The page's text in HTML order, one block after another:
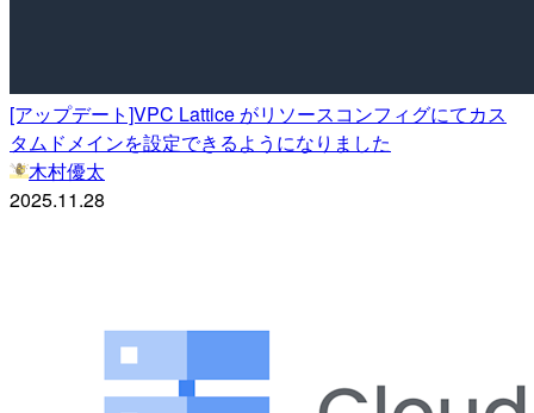
[アップデート]VPC Lattice がリソースコンフィグにてカス
タムドメインを設定できるようになりました
木村優太
2025.11.28